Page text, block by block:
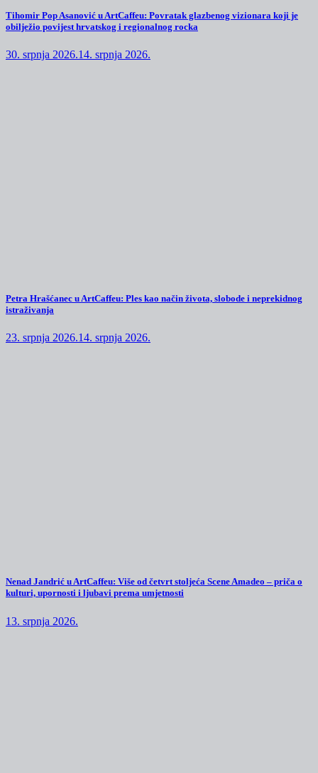
Tihomir Pop Asanović u ArtCaffeu: Povratak glazbenog vizionara koji je
obilježio povijest hrvatskog i regionalnog rocka
30. srpnja 2026.14. srpnja 2026.
Petra Hrašćanec u ArtCaffeu: Ples kao način života, slobode i neprekidnog
istraživanja
23. srpnja 2026.14. srpnja 2026.
Nenad Jandrić u ArtCaffeu: Više od četvrt stoljeća Scene Amadeo – priča o
kulturi, upornosti i ljubavi prema umjetnosti
13. srpnja 2026.